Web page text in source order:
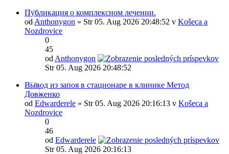
Публикация о комплексном лечении.
odAnthonygon » Str 05. Aug 2026 20:48:52 v Košeca a
Nozdrovice
0
45
od Anthonygon
Str 05. Aug 2026 20:48:52
Вывод из запоя в стационаре в клинике Метод
Довженко
od Edwarderele » Str 05. Aug 2026 20:16:13 v Košeca a
Nozdrovice
0
46
od Edwarderele
Str 05. Aug 2026 20:16:13